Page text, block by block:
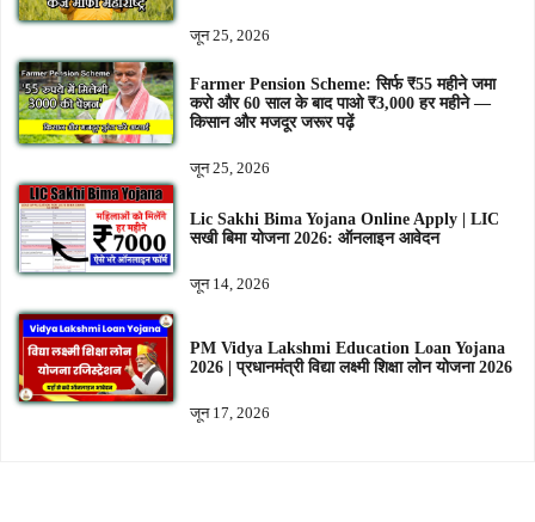
जून 25, 2026
Farmer Pension Scheme: सिर्फ ₹55 महीने जमा
करो और 60 साल के बाद पाओ ₹3,000 हर महीने —
किसान और मजदूर जरूर पढ़ें
जून 25, 2026
Lic Sakhi Bima Yojana Online Apply | LIC
सखी बिमा योजना 2026: ऑनलाइन आवेदन
जून 14, 2026
PM Vidya Lakshmi Education Loan Yojana
2026 | प्रधानमंत्री विद्या लक्ष्मी शिक्षा लोन योजना 2026
जून 17, 2026